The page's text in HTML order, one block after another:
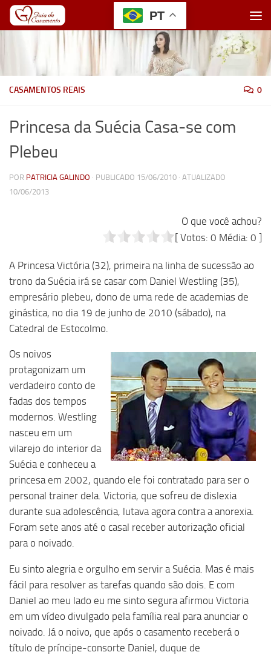
Skip to content
CASAMENTOS REAIS 0
Princesa da Suécia Casa-se com
Plebeu
POR PATRICIA GALINDO · PUBLICADO 15/06/2010 · ATUALIZADO
10/06/2013
O que você achou?
[ Votos: 0 Média: 0 ]
A Princesa Victória (32), primeira na linha de sucessão ao
trono da Suécia irá se casar com Daniel Westling (35),
empresário plebeu, dono de uma rede de academias de
ginástica, no dia 19 de junho de 2010 (sábado), na
Catedral de Estocolmo.
Os noivos
protagonizam um
verdadeiro conto de
fadas dos tempos
modernos. Westling
nasceu em um
vilarejo do interior da
Suécia e conheceu a
princesa em 2002, quando ele foi contratado para ser o
personal trainer dela. Victoria, que sofreu de dislexia
durante sua adolescência, lutava agora contra a anorexia.
Foram sete anos até o casal receber autorização oficial
para o noivado.
Eu sinto alegria e orgulho em servir a Suécia. Mas é mais
fácil para resolver as tarefas quando são dois. E com
Daniel ao meu lado eu me sinto segura afirmou Victoria
em um vídeo divulgado pela família real para anunciar o
noivado. Já o noivo, que após o casamento receberá o
título de príncipe-consorte Daniel, duque de
PT